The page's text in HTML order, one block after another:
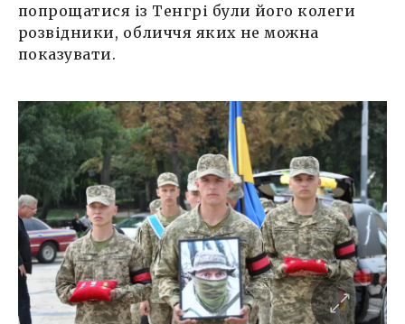
попрощатися із Тенгрі були його колеги
розвідники, обличчя яких не можна
показувати.